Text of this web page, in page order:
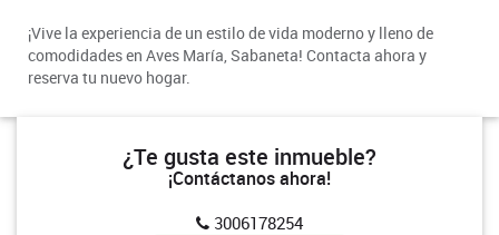
¡Vive la experiencia de un estilo de vida moderno y lleno de
comodidades en Aves María, Sabaneta! Contacta ahora y
reserva tu nuevo hogar.
¿Te gusta este inmueble?
¡Contáctanos ahora!
3006178254